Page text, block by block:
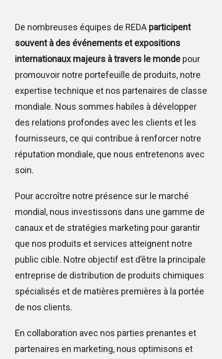
De nombreuses équipes de REDA participent
souvent à des événements et expositions
internationaux majeurs à travers le monde pour
promouvoir notre portefeuille de produits, notre
expertise technique et nos partenaires de classe
mondiale. Nous sommes habiles à développer
des relations profondes avec les clients et les
fournisseurs, ce qui contribue à renforcer notre
réputation mondiale, que nous entretenons avec
soin.
Pour accroître notre présence sur le marché
mondial, nous investissons dans une gamme de
canaux et de stratégies marketing pour garantir
que nos produits et services atteignent notre
public cible. Notre objectif est d’être la principale
entreprise de distribution de produits chimiques
spécialisés et de matières premières à la portée
de nos clients.
En collaboration avec nos parties prenantes et
partenaires en marketing, nous optimisons et